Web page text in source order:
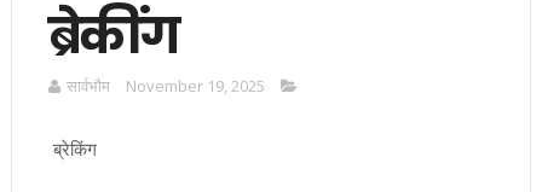
ब्रेकींग
सार्वभाैम November 19, 2025
ब्रेकिंग